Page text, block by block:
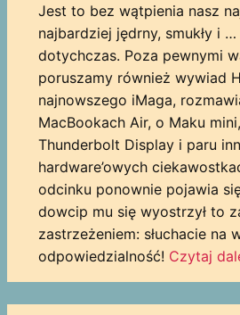
Jest to bez wątpienia nasz
najbardziej jędrny, smukły i
dotychczas. Poza pewnymi
poruszamy również wywiad
najnowszego iMaga,
MacBookach Air, o Maku
Thunderbolt Display i paru
hardware’owych
odcinku ponownie pojawia
dowcip mu się wyostrzył to
zastrzeżeniem: słuchacie na
odpowiedzialność! Czytaj